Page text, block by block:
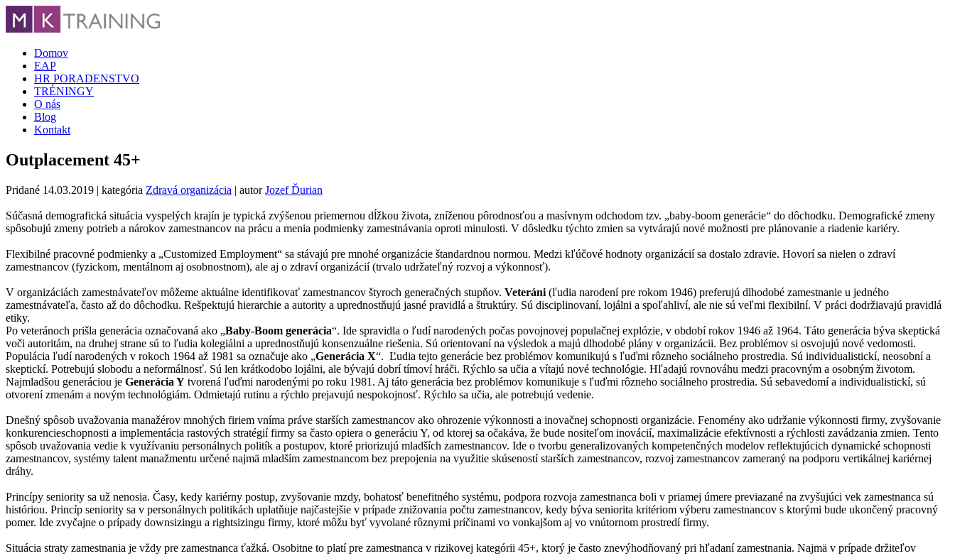
Domov
EAP
HR PORADENSTVO
TRÉNINGY
O nás
Blog
Kontakt
Outplacement 45+
Pridané 14.03.2019 | kategória Zdravá organizácia | autor Jozef Ďurian
Súčasná demografická situácia vyspelých krajín je typická zvýšenou priemernou dĺžkou života, zníženou pôrodnosťou a masívnym odchodom tzv. „baby-boom generácie“ do dôchodku. Demografické zmeny
spôsobujú zmeny potrieb a nárokov zamestnancov na prácu a menia podmienky zamestnávania oproti minulosti. V dôsledku týchto zmien sa vytvárajú nové možnosti pre plánovanie a riadenie kariéry.
Flexibilné pracovné podmienky a „Customized Employment“ sa stávajú pre mnohé organizácie štandardnou normou. Medzi kľúčové hodnoty organizácií sa dostalo zdravie. Hovorí sa nielen o zdraví
zamestnancov (fyzickom, mentálnom aj osobnostnom), ale aj o zdraví organizácií (trvalo udržateľný rozvoj a výkonnosť).
V organizáciách zamestnávateľov môžeme aktuálne identifikovať zamestnancov štyroch generačných stupňov. Veteráni (ľudia narodení pre rokom 1946) preferujú dlhodobé zamestnanie u jedného
zamestnávateľa, často až do dôchodku. Rešpektujú hierarchie a autority a uprednostňujú jasné pravidlá a štruktúry. Sú disciplinovaní, lojálni a spoľahliví, ale nie sú veľmi flexibilní. V práci dodržiavajú pravidlá
etiky.
Po veteránoch prišla generácia označovaná ako „Baby-Boom generácia“. Ide spravidla o ľudí narodených počas povojnovej populačnej explózie, v období rokov 1946 až 1964. Táto generácia býva skeptická
voči autoritám, na druhej strane sú to ľudia kolegiálni a uprednostňujú konsenzuálne riešenia. Sú orientovaní na výsledok a majú dlhodobé plány v organizácii. Bez problémov si osvojujú nové vedomosti.
Populácia ľudí narodených v rokoch 1964 až 1981 sa označuje ako „Generácia X“. Ľudia tejto generácie bez problémov komunikujú s ľuďmi rôzneho sociálneho prostredia. Sú individualistickí, neosobní a
skeptickí. Potrebujú slobodu a neformálnosť. Sú len krátkodobo lojálni, ale bývajú dobrí tímoví hráči. Rýchlo sa učia a vítajú nové technológie. Hľadajú rovnováhu medzi pracovným a osobným životom.
Najmladšou generáciou je Generácia Y tvorená ľuďmi narodenými po roku 1981. Aj táto generácia bez problémov komunikuje s ľuďmi rôzneho sociálneho prostredia. Sú sebavedomí a individualistickí, sú
otvorení zmenám a novým technológiám. Odmietajú rutinu a rýchlo prejavujú nespokojnosť. Rýchlo sa učia, ale potrebujú vedenie.
Dnešný spôsob uvažovania manažérov mnohých firiem vníma práve starších zamestnancov ako ohrozenie výkonnosti a inovačnej schopnosti organizácie. Fenomény ako udržanie výkonnosti firmy, zvyšovanie
konkurencieschopnosti a implementácia rastových stratégií firmy sa často opiera o generáciu Y, od ktorej sa očakáva, že bude nositeľom inovácií, maximalizácie efektívnosti a rýchlosti zavádzania zmien. Tento
spôsob uvažovania vedie k využívaniu personálnych politík a postupov, ktoré priorizujú mladších zamestnancov. Ide o tvorbu generalizovaných kompetenčných modelov reflektujúcich dynamické schopnosti
zamestnancov, systémy talent manažmentu určené najmä mladším zamestnancom bez prepojenia na využitie skúseností starších zamestnancov, rozvoj zamestnancov zameraný na podporu vertikálnej kariérnej
dráhy.
Princípy seniority sa už nenosia. Časy, kedy kariérny postup, zvyšovanie mzdy, bohatosť benefitného systému, podpora rozvoja zamestnanca boli v priamej úmere previazané na zvyšujúci vek zamestnanca sú
históriou. Princíp seniority sa v personálnych politikách uplatňuje najčastejšie v prípade znižovania počtu zamestnancov, kedy býva seniorita kritériom výberu zamestnancov s ktorými bude ukončený pracovný
pomer. Ide zvyčajne o prípady downsizingu a rightsizingu firmy, ktoré môžu byť vyvolané rôznymi príčinami vo vonkajšom aj vo vnútornom prostredí firmy.
Situácia straty zamestnania je vždy pre zamestnanca ťažká. Osobitne to platí pre zamestnanca v rizikovej kategórii 45+, ktorý je často znevýhodňovaný pri hľadaní zamestnania. Najmä v prípade držiteľov